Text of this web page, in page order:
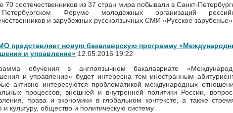
70 соотечественников из 37 стран мира побывали в Санкт-
Форуме молодежных организаций
и зарубежных русскоязычных СМИ «Русское
представляет новую бакалаврскую программу
и управление» 12.05.2016 19:22
обучения в англоязычном бакалавриате
и управление» будет интересна тем иностранным
активно интересуются проблематикой международных
процессов, внешней и внутренней политики России,
права и экономики в глобальном контексте, а также
культуру, общество и политическую систему